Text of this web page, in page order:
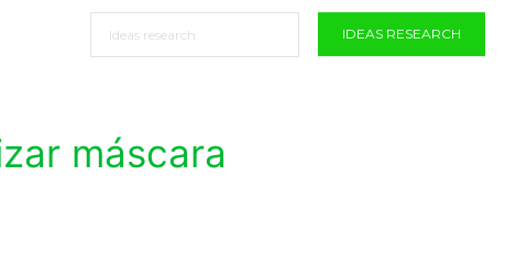
IDEAS RESEARCH
máscara